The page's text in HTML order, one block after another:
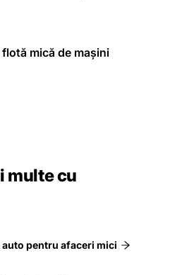
mică de mașini
multe cu
pentru afaceri mici